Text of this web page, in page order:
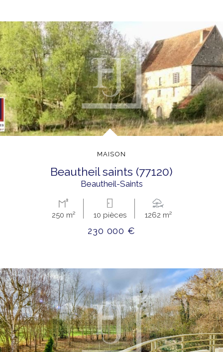
MAISON
beautheil saints (77120)
Beautheil-Saints
250 m² 10 pièces 1262 m²
230 000 €